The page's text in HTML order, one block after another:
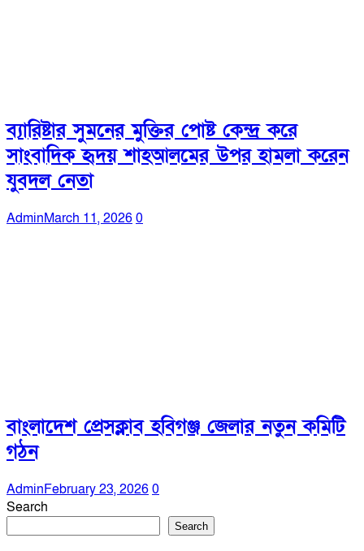
ব্যারিষ্টার সুমনের মুক্তির পোষ্ট কেন্দ্র করে
সাংবাদিক হৃদয় শাহআলমের উপর হামলা করেন
যুবদল নেতা
AdminMarch 11, 20260
বাংলাদেশ প্রেসক্লাব হবিগঞ্জ জেলার নতুন কমিটি
গঠন
AdminFebruary 23, 20260
Search
Search